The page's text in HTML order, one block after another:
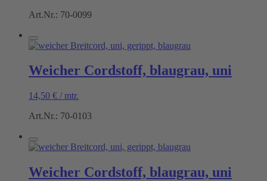
Art.Nr.: 70-0099
Weicher Cordstoff, blaugrau, uni
14,50 € / mtr.
Art.Nr.: 70-0103
Weicher Cordstoff, blaugrau, uni